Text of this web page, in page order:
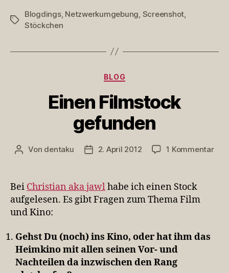
Schlagwörter
Blogdings, Netzwerkumgebung Screenshot
Stöckchen
Kategorien
BLOG
Einen Filmstock
gefunden
Beitragsautor
Von dentaku Veröffentlichungsdatum
2. April 2012 1 Kommentarzu
Bei Christian aka jawlhabe ich einen Stock
aufgelesen. Es gibt Fragen zum Thema Film
und Kino:
Gehst Du (noch) ins Kino, oder hat ihm das
Heimkino mit allen seinen Vor- und
Nachteilen da inzwischen den Rang